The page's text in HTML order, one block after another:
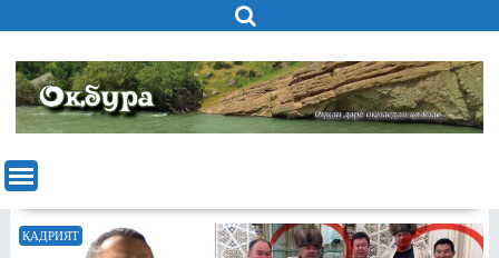
to
content
ҚАДРИЯТ